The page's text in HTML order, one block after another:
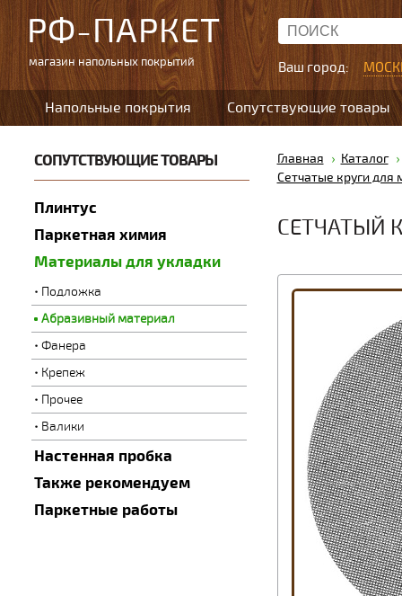
РФ-ПАРКЕТ
магазин напольных покрытий Ваш город:
Напольные покрытия Сопутствующие товары
СОПУТСТВУЮЩИЕ ТОВАРЫ
Плинтус
Паркетная химия
Материалы для укладки
Подложка
Абразивный материал
Фанера
Крепеж
Прочее
Валики
Настенная пробка
Также рекомендуем
Паркетные работы
Главная
Каталог
Сетчатые круги для
СЕТЧАТЫЙ